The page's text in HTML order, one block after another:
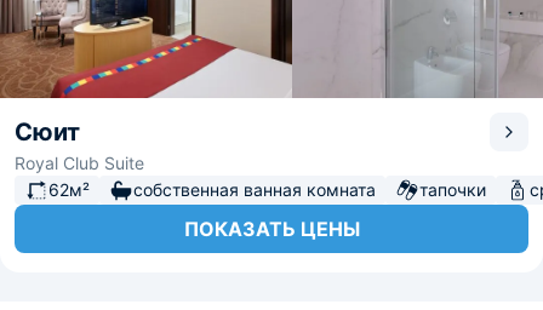
Сюит
Royal Club Suite
62м²
собственная ванная комната тапочки
ПОКАЗАТЬ ЦЕНЫ